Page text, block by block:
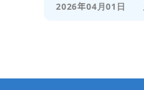
2026年04月01日